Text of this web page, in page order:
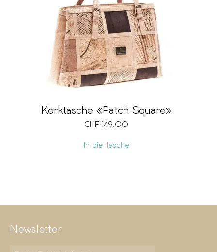
Korktasche «Patch Square»
CHF 149.00
In die Tasche
Newsletter